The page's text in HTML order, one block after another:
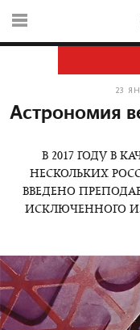
23
Астрономия
В 2017 ГОДУ В
НЕСКОЛЬКИХ
ВВЕДЕНО
ИСКЛЮЧЕННОГО